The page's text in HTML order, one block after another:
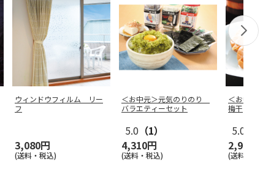
ウィンドウフィルム リー
フ
3,080円
(送料・税込)
＜お中元＞元気のりのり
バラエティーセット
5.0 （1）
4,310円
(送料・税込)
＜お中元＞
梅干
5.0
2,980円
(送料・税込)